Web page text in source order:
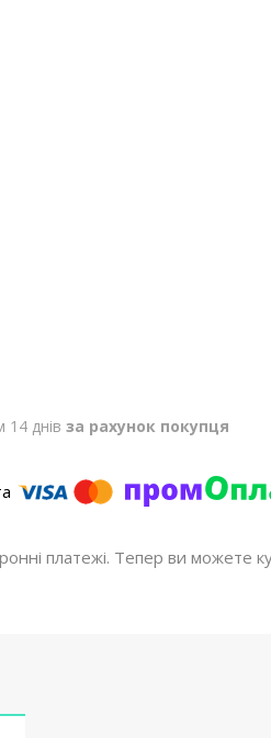
днів за рахунок покупця
платежі. Тепер ви можете